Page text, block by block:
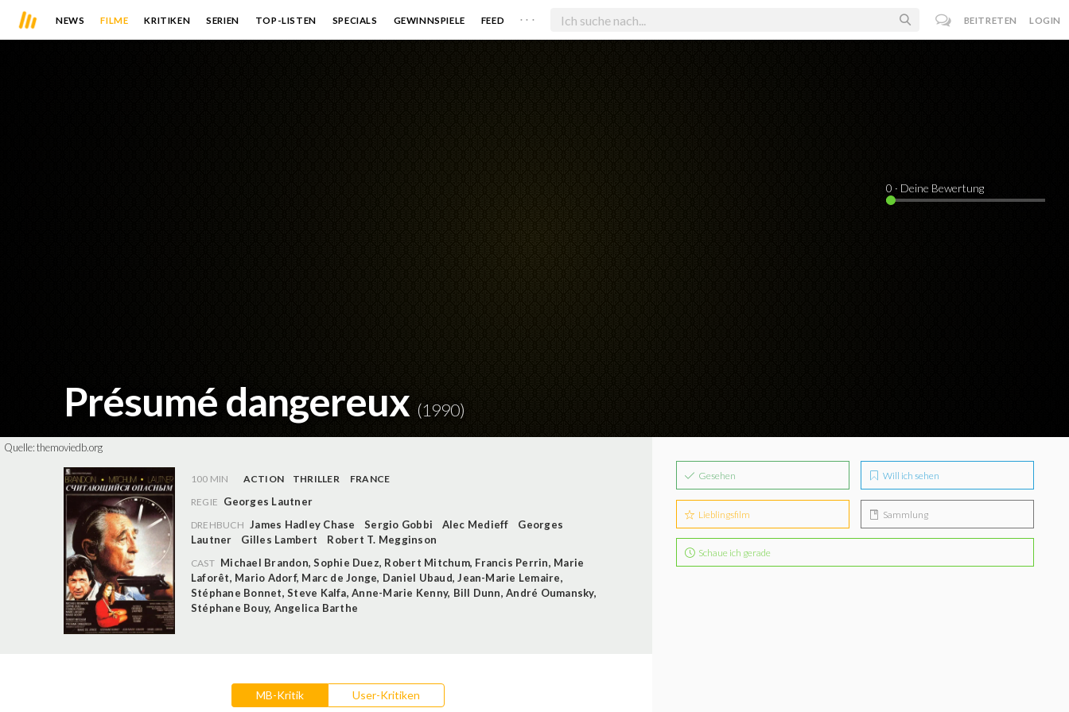
NEWS FILME KRITIKEN SERIEN TOP-LISTEN SPECIALS GEWINNSPIELE FEED . . . BEITRETEN LOGIN
Présumé dangereux (1990)
0 · Deine Bewertung
Quelle:themoviedb.org
100 MIN ACTION THRILLER
FRANCE
REGIE Georges Lautner
DREHBUCH James Hadley Chase Sergio Gobbi Alec Medieff
Georges
Lautner
Gilles Lambert Robert T. Megginson
CAST Michael Brandon,Sophie Duez, Robert Mitchum, Francis Perrin, Marie
Laforêt, Mario Adorf, Marc de Jonge, Daniel Ubaud,Jean-Marie Lemaire,
Stéphane Bonnet,Steve Kalfa,Anne-Marie Kenny, Bill Dunn,André Oumansky,
Stéphane Bouy, Angelica Barthe
MB-Kritik User-Kritiken
Gesehen Will ich sehen
Lieblingsfilm Sammlung
Schaue ich gerade